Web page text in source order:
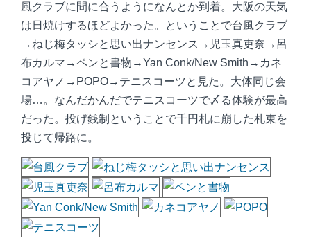
風クラブに間に合うようになんとか到着。大阪の天気
は日焼けするほどよかった。ということで台風クラブ
→ねじ梅タッシと思い出ナンセンス→児玉真吏奈→呂
布カルマ→ペンと書物→Yan Conk/New Smith→カネ
コアヤノ→POPO→テニスコーツと見た。大体同じ会
場…。なんだかんだでテニスコーツで〆る体験が最高
だった。投げ銭制ということで千円札に崩した札束を
投じて帰路に。